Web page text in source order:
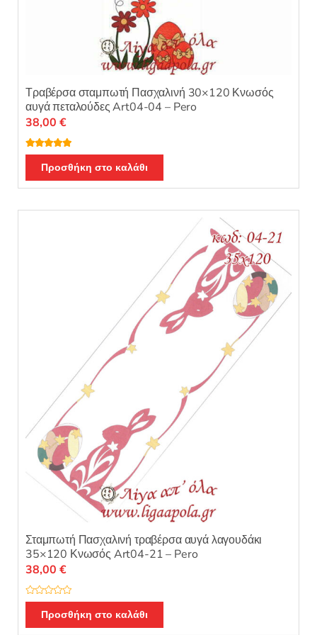
Τραβέρσα σταμπωτή Πασχαλινή 30×120 Κνωσός
αυγά πεταλούδες Art04-04 – Pero
Βαθμολογή
θηκε με5.00
από 5
38,00 €
Προσθήκη στο καλάθι
Σταμπωτή Πασχαλινή τραβέρσα αυγά λαγουδάκι
35×120 Κνωσός Art04-21 – Pero
Β
μ
38,00 €
Προσθήκη στο καλάθι